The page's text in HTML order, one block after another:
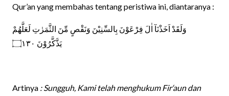
Qur’an yang membahas tentang peristiwa ini, diantaranya :
وَلَقَدْ اَخَذْنَآ اٰلَ فِرْعَوْنَ بِالسِّنِيْنَ وَنَقْصٍ مِّنَ الثَّمَرٰتِ لَعَلَّهُمْ
يَذَّكَّرُوْنَ ۝١٣٠
Artinya : Sungguh, Kami telah menghukum Fir‘aun dan